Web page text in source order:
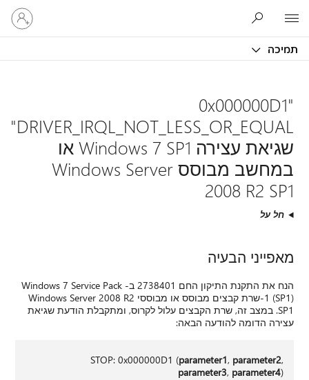
תמיכה
היכנס
לחשבון
שלך
"0x000000D1
DRIVER_IRQL_NOT_LESS_OR_EQUAL"
שגיאת עצירה Windows 7 SP1 או
במחשב מבוסס Windows Server
2008 R2 SP1
חל על
מאפייני הבעיה
הנח את התקנת התיקון החם 2738401 ב- Windows 7 Service Pack
1 (SP1)-שרת קבצים מבוסס או מבוססי Windows Server 2008 R2
SP1. במצב זה, שרת הקבצים עלול לקרוס, ומתקבלת הודעת שגיאת
עצירה הדומה להודעה הבאה:
STOP: 0x000000D1 (parameter1, parameter2,
parameter3, parameter4)